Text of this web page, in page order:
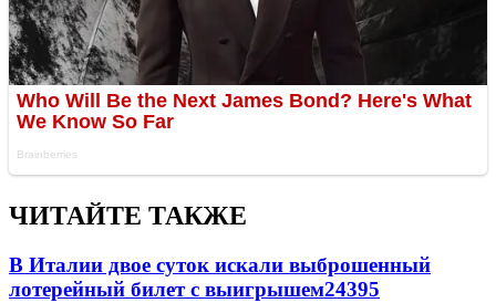
ЧИТАЙТЕ ТАКЖЕ
В Италии двое суток искали выброшенный
лотерейный билет с выигрышем24395